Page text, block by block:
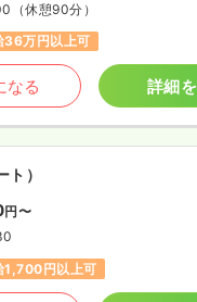
（休憩90分）
36万円以上可
なる 詳細
ト）
円〜
1,700円以上可